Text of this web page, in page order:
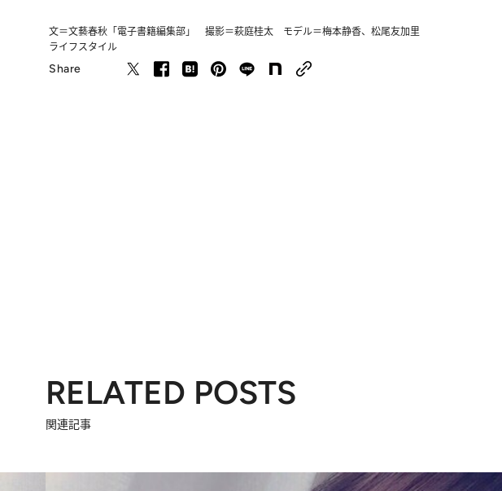
文＝文藝春秋「電子書籍編集部」 撮影＝萩庭桂太 モデル＝梅本静香、松尾友加里
ライフスタイル
Share
RELATED POSTS
関連記事